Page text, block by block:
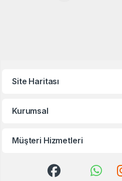
Site Haritası
Kurumsal
Müşteri Hizmetleri